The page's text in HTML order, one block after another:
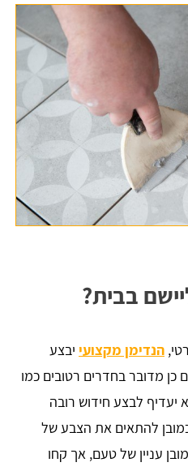
בבית?
הנדימן מקצועי יבצע
מדובר בחדרים רטובים כמו
יעדיף לבצע חידוש רובה
להתאים את הצבע של
עניין של טעם, אך קחו